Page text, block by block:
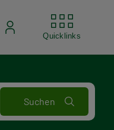
Quicklinks